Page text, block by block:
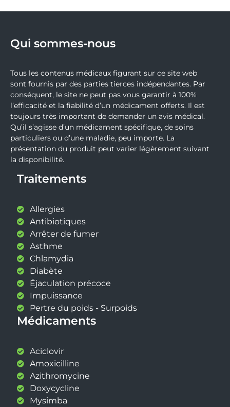
Qui sommes-nous
Tous les contenus médicaux figurant sur ce site web
sont fournis par des parties tierces indépendantes. Par
conséquent, le site ne peut pas vous garantir à 100%
l’efficacité et la fiabilité d’un médicament offerts. Il est
toujours très important de demander un avis médical.
Qu’il s’agisse d’un médicament spécifique, de soins
particuliers ou d’une maladie, peu importe. La
présentation du produit peut varier légèrement suivant
la disponibilité.
Traitements
Allergies
Antibiotiques
Arrêter de fumer
Asthme
Chlamydia
Diabète
Éjaculation précoce
Impuissance
Pertre du poids - Surpoids
Médicaments
Aciclovir
Amoxicilline
Azithromycine
Doxycycline
Mysimba